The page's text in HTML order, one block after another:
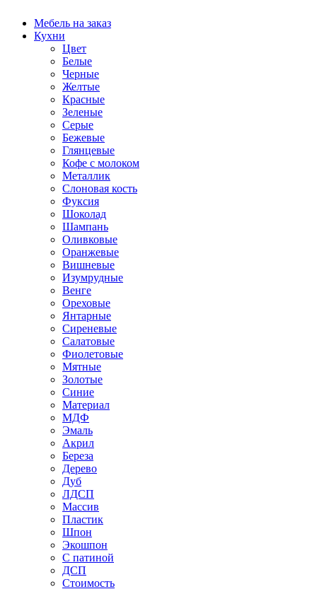
Мебель на заказ
Кухни
Цвет
Белые
Черные
Желтые
Красные
Зеленые
Серые
Бежевые
Глянцевые
Кофе с молоком
Металлик
Слоновая кость
Фуксия
Шоколад
Шампань
Оливковые
Оранжевые
Вишневые
Изумрудные
Венге
Ореховые
Янтарные
Сиреневые
Салатовые
Фиолетовые
Мятные
Золотые
Синие
Материал
МДФ
Эмаль
Акрил
Береза
Дерево
Дуб
ЛДСП
Массив
Пластик
Шпон
Экошпон
С патиной
ДСП
Стоимость